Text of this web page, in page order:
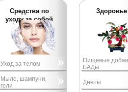
Средства по
уходу за собой
Уход за телом
Мыло, шампуни,
гели
Здоровье
Пищевые
БАДы
Диеты